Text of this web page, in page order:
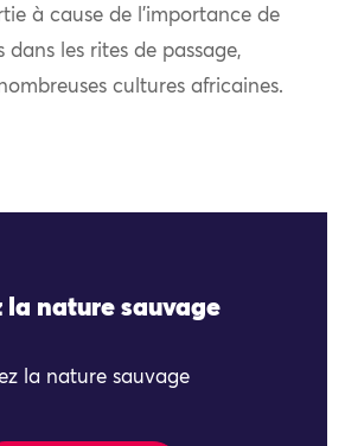
à cause de l’importance de
les rites de passage,
cultures africaines.
la nature sauvage
la nature sauvage